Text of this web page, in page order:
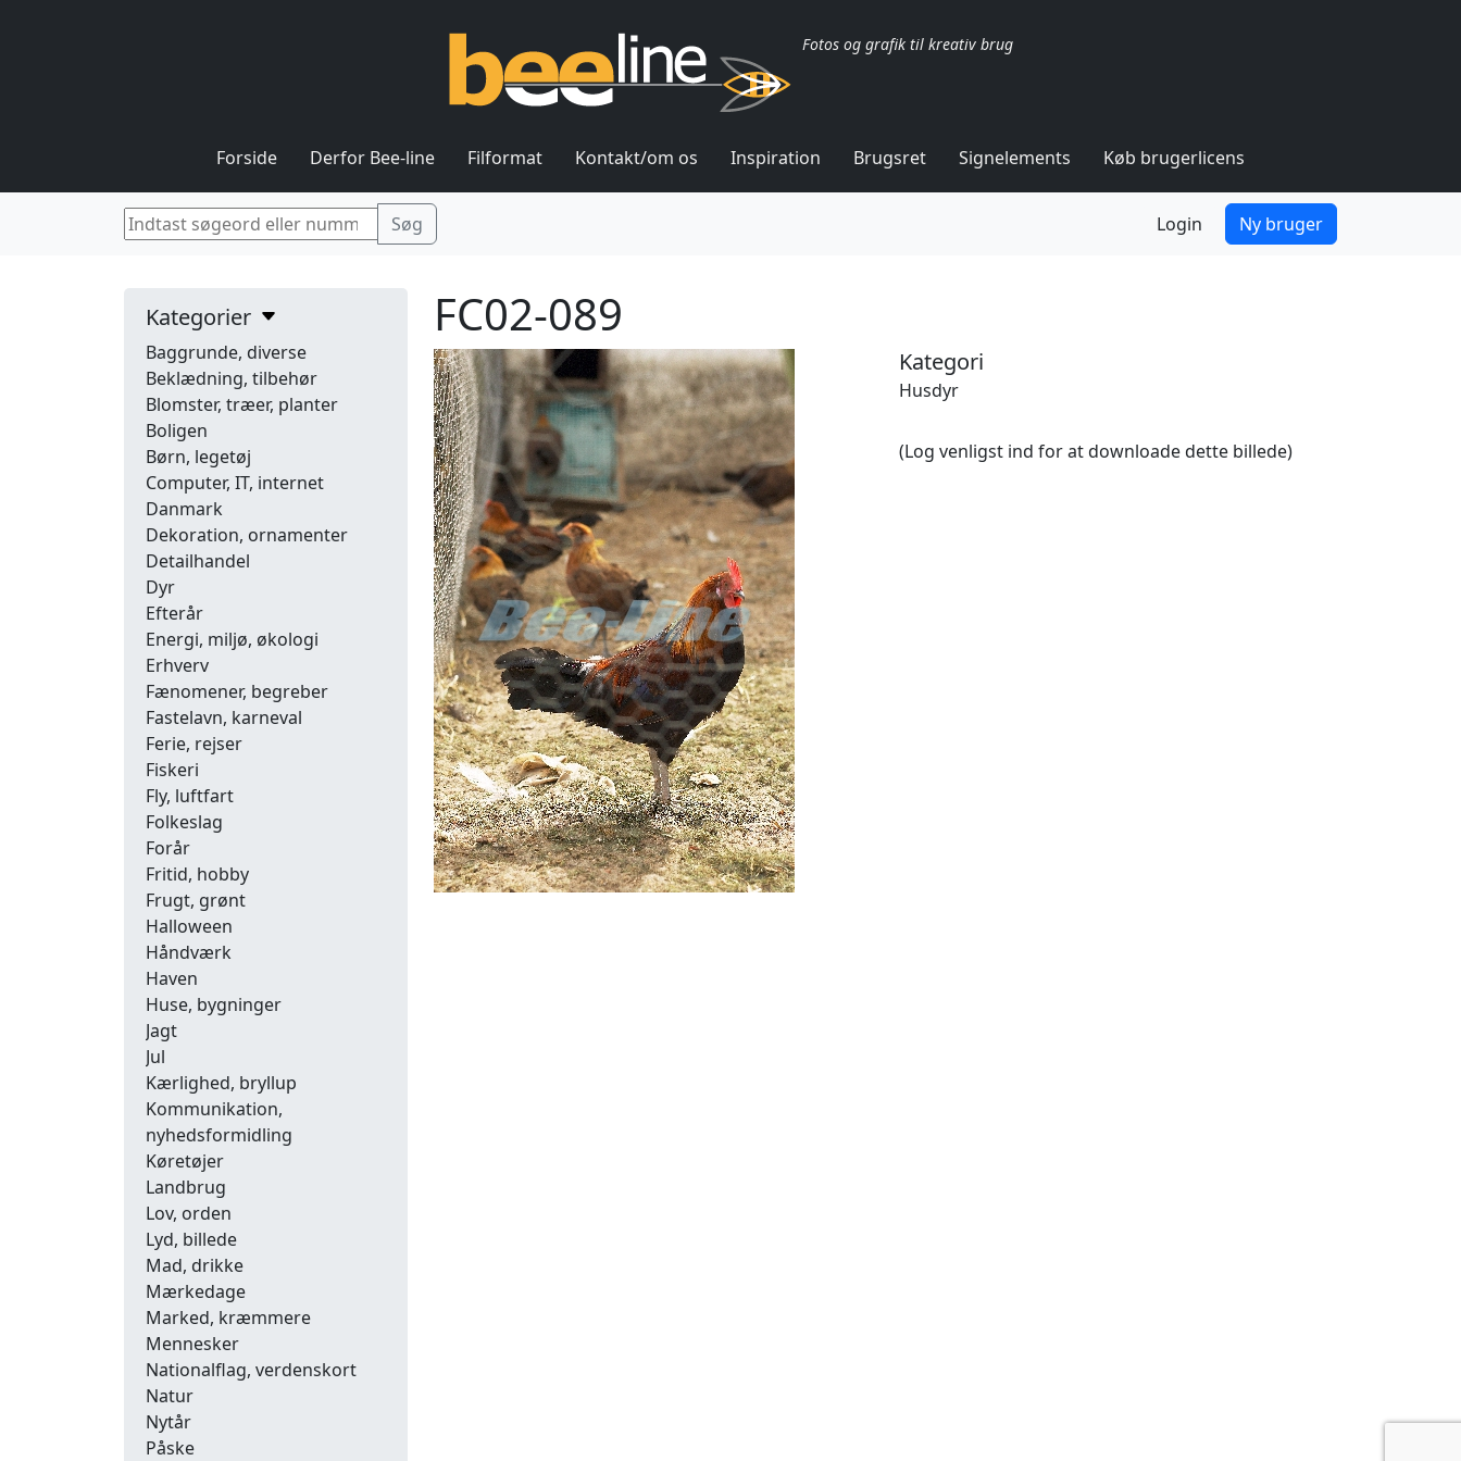
Fotos og grafik til kreativ brug
Forside Derfor Bee-line Filformat Kontakt/om os Inspiration Brugsret Signelements Køb brugerlicens
Login Ny bruger
Kategorier
Baggrunde, diverse
Beklædning, tilbehør
Blomster, træer, planter
Boligen
Børn, legetøj
Computer, IT, internet
Danmark
Dekoration, ornamenter
Detailhandel
Dyr
Efterår
Energi, miljø, økologi
Erhverv
Fænomener, begreber
Fastelavn, karneval
Ferie, rejser
Fiskeri
Fly, luftfart
Folkeslag
Forår
Fritid, hobby
Frugt, grønt
Halloween
Håndværk
Haven
Huse, bygninger
Jagt
Jul
Kærlighed, bryllup
Kommunikation,
nyhedsformidling
Køretøjer
Landbrug
Lov, orden
Lyd, billede
Mad, drikke
Mærkedage
Marked, kræmmere
Mennesker
Nationalflag, verdenskort
Natur
Nytår
Påske
FC02-089
Kategori
Husdyr
(Log venligst ind for at downloade dette billede)